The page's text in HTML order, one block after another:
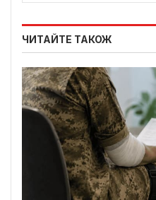
ЧИТАЙТЕ ТАКОЖ